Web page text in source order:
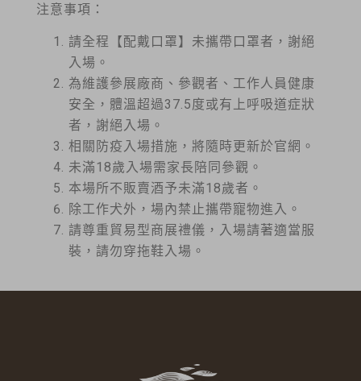
注意事項：
請全程【配戴口罩】未攜帶口罩者，謝絕
入場。
為維護參展廠商、參觀者、工作人員健康
安全，體溫超過37.5度或有上呼吸道症狀
者，謝絕入場。
相關防疫入場措施，將隨時更新於官網。
未滿18歲入場需家長陪同參觀。
本場所不販賣酒予未滿18歲者。
除工作犬外，場內禁止攜帶寵物進入。
請尊重貿易型商展禮儀，入場請著適當服
裝，請勿穿拖鞋入場。